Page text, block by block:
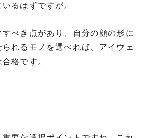
るはずですが。
べき点があり、自分の顔の形に
れるモノを選べれば、アイウェ
格です。